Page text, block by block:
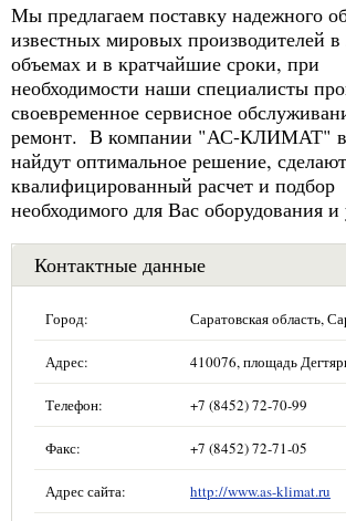
Мы предлагаем поставку надежного
известных мировых производителей
объемах и в кратчайшие сроки, при
необходимости наши специалисты
своевременное сервисное
ремонт. В компании "АС-КЛИМАТ"
найдут оптимальное решение, сделают
квалифицированный расчет и подбор
необходимого для Вас оборудования и
Контактные данные
Город: Саратовская область,
Адрес: 410076, площадь
Телефон: +7 (8452) 72-70-99
Факс: +7 (8452) 72-71-05
Адрес сайта: http://www.as-klimat.ru